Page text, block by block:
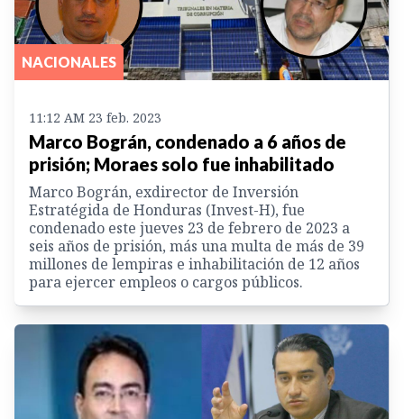
NACIONALES
11:12 AM 23 feb. 2023
Marco Bográn, condenado a 6 años de
prisión; Moraes solo fue inhabilitado
Marco Bográn, exdirector de Inversión
Estratégida de Honduras (Invest-H), fue
condenado este jueves 23 de febrero de 2023 a
seis años de prisión, más una multa de más de 39
millones de lempiras e inhabilitación de 12 años
para ejercer empleos o cargos públicos.